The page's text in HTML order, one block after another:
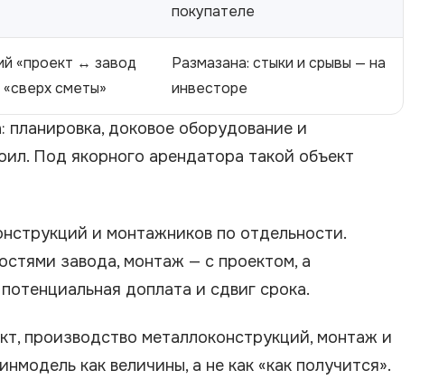
покупателе
«проект ↔ завод
сметы»
Размазана: стыки и срывы — на
инвесторе
доковое оборудование и
Под якорного арендатора такой объект
и монтажников по отдельности.
завода, монтаж — с проектом, а
доплата и сдвиг срока.
производство металлоконструкций, монтаж и
как величины, а не как «как получится».